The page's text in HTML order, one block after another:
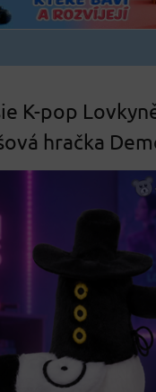
K-pop
hračka